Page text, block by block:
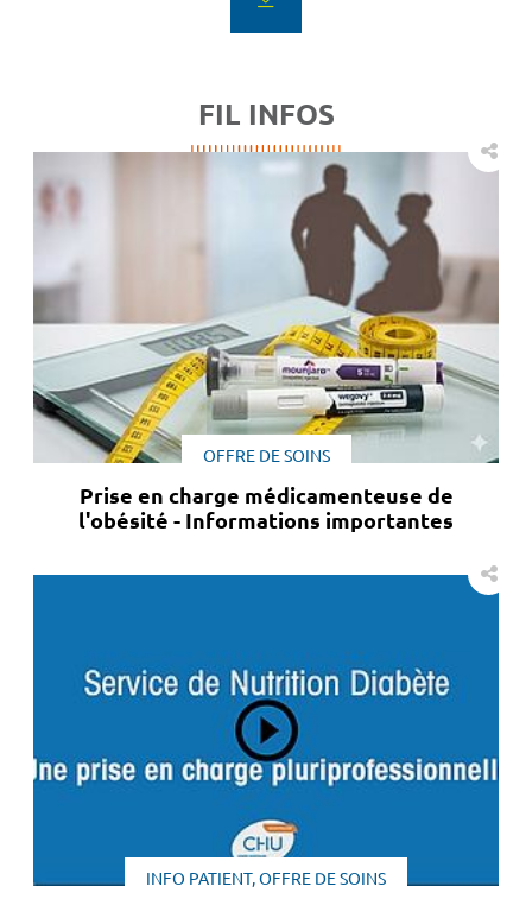
FIL INFOS
OFFRE DE SOINS
Prise en charge médicamenteuse de
l'obésité - Informations importantes
INFO PATIENT, OFFRE DE SOINS